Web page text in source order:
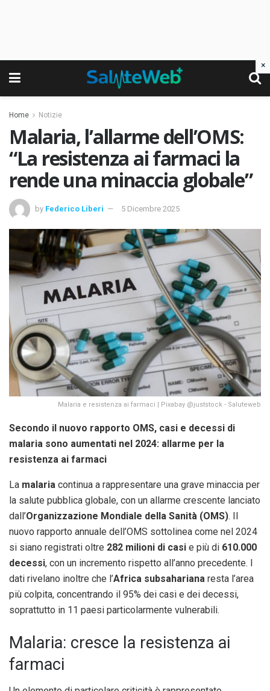
Home Notizie
Malaria, l’allarme dell’OMS:
“La resistenza ai farmaci la
rende una minaccia globale”
by Federico Liberi 5 Dicembre 2025
Malaria e resistenza ai farmaci | Pixabay @juststock - Saluteweb
Secondo il nuovo rapporto OMS, casi e decessi di
malaria sono aumentati nel 2024: allarme per la
resistenza ai farmaci
La malaria continua a rappresentare una grave minaccia per
la salute pubblica globale, con un allarme crescente lanciato
dall’Organizzazione Mondiale della Sanità (OMS). Il
nuovo rapporto annuale dell’OMS sottolinea come nel 2024
si siano registrati oltre 282 milioni di casi e più di 610.000
decessi, con un incremento rispetto all’anno precedente. I
dati rivelano inoltre che l’Africa subsahariana resta l’area
più colpita, concentrando il 95% dei casi e dei decessi,
soprattutto in 11 paesi particolarmente vulnerabili.
Malaria: cresce la resistenza ai
farmaci
×